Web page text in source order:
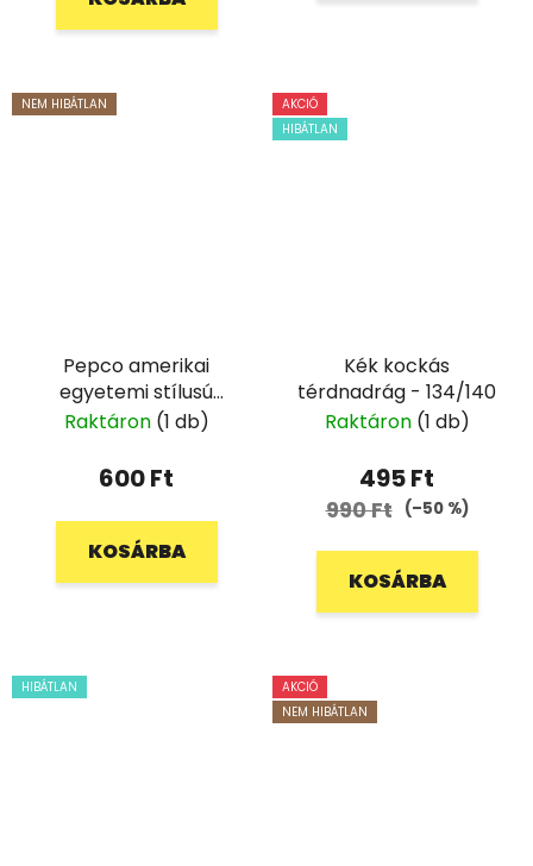
NEM HIBÁTLAN
Pepco amerikai
egyetemi stílusú
pulóver - 110
Raktáron (1 db)
600 Ft
KOSÁRBA
AKCIÓ
HIBÁTLAN
Kék kockás
térdnadrág - 134/140
Raktáron (1 db)
495 Ft
990 Ft (–50 %)
KOSÁRBA
HIBÁTLAN
AKCIÓ
NEM HIBÁTLAN